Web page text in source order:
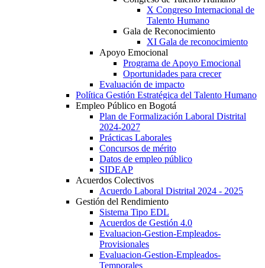
X Congreso Internacional de
Talento Humano
Gala de Reconocimiento
XI Gala de reconocimiento
Apoyo Emocional
Programa de Apoyo Emocional
Oportunidades para crecer
Evaluación de impacto
Política Gestión Estratégica del Talento Humano
Empleo Público en Bogotá
Plan de Formalización Laboral Distrital
2024-2027
Prácticas Laborales
Concursos de mérito
Datos de empleo público
SIDEAP
Acuerdos Colectivos
Acuerdo Laboral Distrital 2024 - 2025
Gestión del Rendimiento
Sistema Tipo EDL
Acuerdos de Gestión 4.0
Evaluacion-Gestion-Empleados-
Provisionales
Evaluacion-Gestion-Empleados-
Temporales